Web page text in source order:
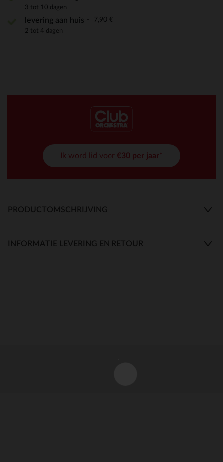
3 tot 10 dagen
levering aan huis 7,90 €
2 tot 4 dagen
Ik word lid voor €30 per jaar*
PRODUCTOMSCHRIJVING
INFORMATIE LEVERING EN RETOUR